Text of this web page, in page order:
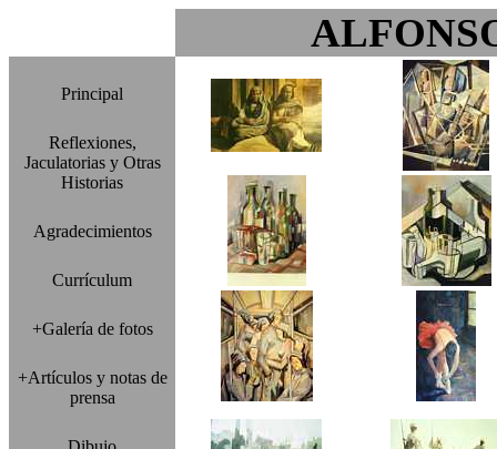
Principal
Reflexiones,
Jaculatorias y Otras
Historias
Agradecimientos
Currículum
+Galería de fotos
+Artículos y notas de
prensa